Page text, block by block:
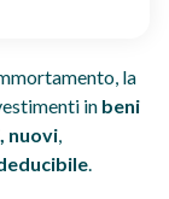
la
in beni
nuovi,
.